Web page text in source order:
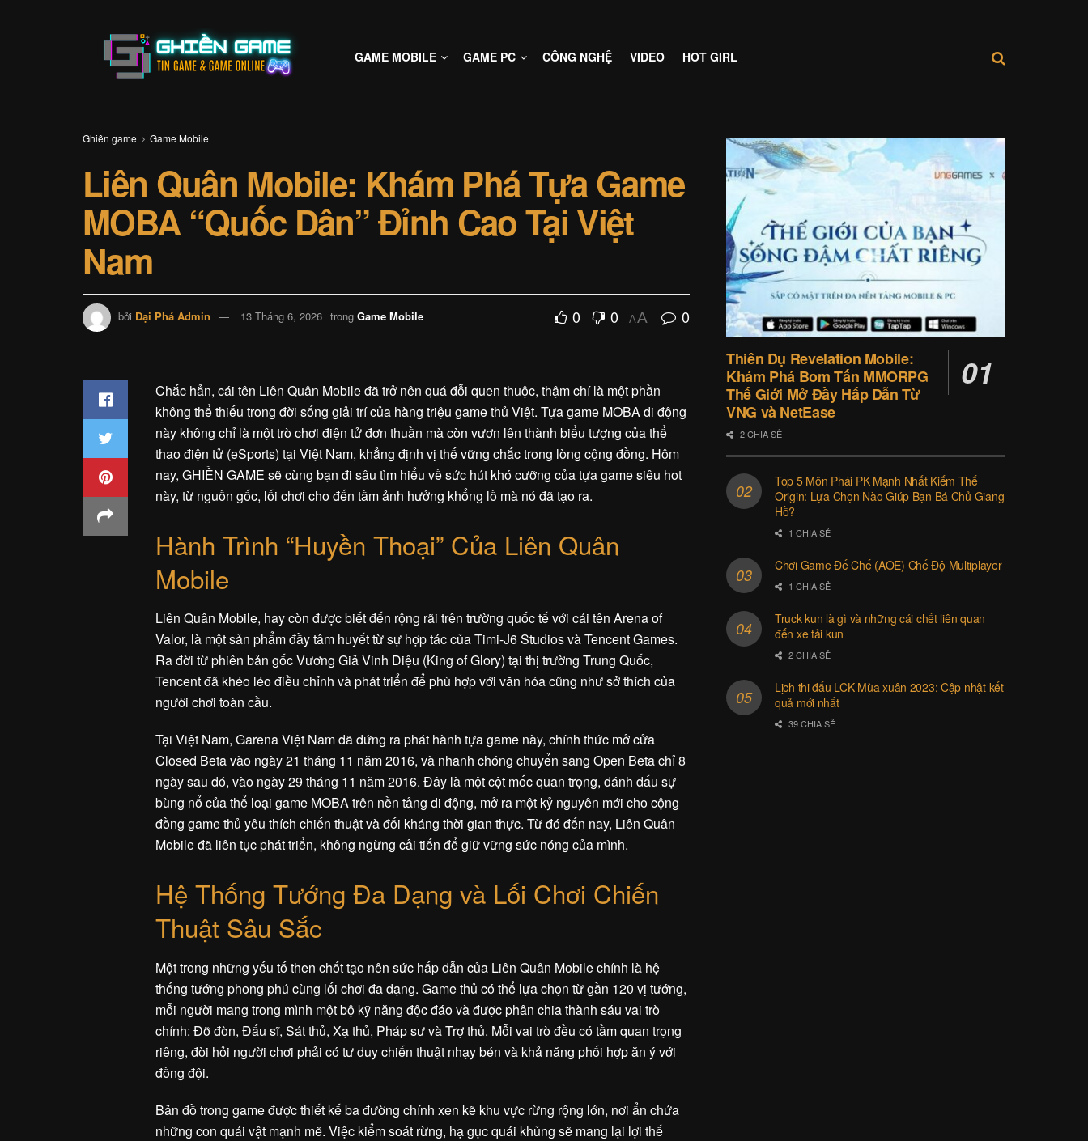
GAME MOBILE GAME PC CÔNG NGHỆ VIDEO HOT GIRL
Ghiền game Game Mobile
Liên Quân Mobile: Khám Phá Tựa Game
MOBA “Quốc Dân” Đỉnh Cao Tại Việt
Nam
bởi Đại Phá Admin 13 Tháng 6, 2026 trong Game Mobile 0 0 AA 0
Chắc hẳn, cái tên Liên Quân Mobile đã trở nên quá đỗi quen thuộc, thậm chí là một phần
không thể thiếu trong đời sống giải trí của hàng triệu game thủ Việt. Tựa game MOBA di động
này không chỉ là một trò chơi điện tử đơn thuần mà còn vươn lên thành biểu tượng của thể
thao điện tử (eSports) tại Việt Nam, khẳng định vị thế vững chắc trong lòng cộng đồng. Hôm
nay, GHIỀN GAME sẽ cùng bạn đi sâu tìm hiểu về sức hút khó cưỡng của tựa game siêu hot
này, từ nguồn gốc, lối chơi cho đến tầm ảnh hưởng khổng lồ mà nó đã tạo ra.
Hành Trình “Huyền Thoại” Của Liên Quân
Mobile
Liên Quân Mobile, hay còn được biết đến rộng rãi trên trường quốc tế với cái tên Arena of
Valor, là một sản phẩm đầy tâm huyết từ sự hợp tác của Timi-J6 Studios và Tencent Games.
Ra đời từ phiên bản gốc Vương Giả Vinh Diệu (King of Glory) tại thị trường Trung Quốc,
Tencent đã khéo léo điều chỉnh và phát triển để phù hợp với văn hóa cũng như sở thích của
người chơi toàn cầu.
Tại Việt Nam, Garena Việt Nam đã đứng ra phát hành tựa game này, chính thức mở cửa
Closed Beta vào ngày 21 tháng 11 năm 2016, và nhanh chóng chuyển sang Open Beta chỉ 8
ngày sau đó, vào ngày 29 tháng 11 năm 2016. Đây là một cột mốc quan trọng, đánh dấu sự
bùng nổ của thể loại game MOBA trên nền tảng di động, mở ra một kỷ nguyên mới cho cộng
đồng game thủ yêu thích chiến thuật và đối kháng thời gian thực. Từ đó đến nay, Liên Quân
Mobile đã liên tục phát triển, không ngừng cải tiến để giữ vững sức nóng của mình.
Hệ Thống Tướng Đa Dạng và Lối Chơi Chiến
Thuật Sâu Sắc
Một trong những yếu tố then chốt tạo nên sức hấp dẫn của Liên Quân Mobile chính là hệ
thống tướng phong phú cùng lối chơi đa dạng. Game thủ có thể lựa chọn từ gần 120 vị tướng,
mỗi người mang trong mình một bộ kỹ năng độc đáo và được phân chia thành sáu vai trò
chính: Đỡ đòn, Đấu sĩ, Sát thủ, Xạ thủ, Pháp sư và Trợ thủ. Mỗi vai trò đều có tầm quan trọng
riêng, đòi hỏi người chơi phải có tư duy chiến thuật nhạy bén và khả năng phối hợp ăn ý với
đồng đội.
Bản đồ trong game được thiết kế ba đường chính xen kẽ khu vực rừng rộng lớn, nơi ẩn chứa
những con quái vật mạnh mẽ. Việc kiểm soát rừng, hạ gục quái khủng sẽ mang lại lợi thế
Thiên Dụ Revelation Mobile:
Khám Phá Bom Tấn MMORPG
Thế Giới Mở Đầy Hấp Dẫn Từ
VNG và NetEase
2 CHIA SẺ
Top 5 Môn Phái PK Mạnh Nhất Kiếm Thế
Origin: Lựa Chọn Nào Giúp Bạn Bá Chủ Giang
Hồ?
1 CHIA SẺ
Chơi Game Đế Chế (AOE) Chế Độ Multiplayer
1 CHIA SẺ
Truck kun là gì và những cái chết liên quan
đến xe tải kun
2 CHIA SẺ
Lịch thi đấu LCK Mùa xuân 2023: Cập nhật kết
quả mới nhất
39 CHIA SẺ